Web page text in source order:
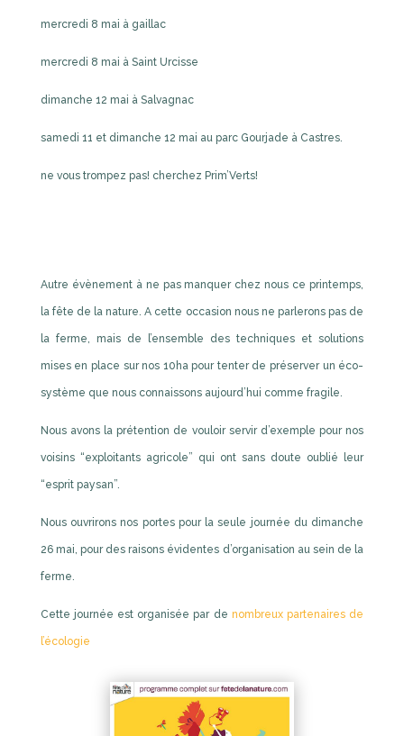
mercredi 8 mai à gaillac
mercredi 8 mai à Saint Urcisse
dimanche 12 mai à Salvagnac
samedi 11 et dimanche 12 mai au parc Gourjade à Castres.
ne vous trompez pas! cherchez Prim’Verts!
Autre évènement à ne pas manquer chez nous ce printemps,
la fête de la nature. A cette occasion nous ne parlerons pas de
la ferme, mais de l’ensemble des techniques et solutions
mises en place sur nos 10ha pour tenter de préserver un éco-
système que nous connaissons aujourd’hui comme fragile.
Nous avons la prétention de vouloir servir d’exemple pour nos
voisins “exploitants agricole” qui ont sans doute oublié leur
“esprit paysan”.
Nous ouvrirons nos portes pour la seule journée du dimanche
26 mai, pour des raisons évidentes d’organisation au sein de la
ferme.
Cette journée est organisée par de nombreux partenaires de
l’écologie